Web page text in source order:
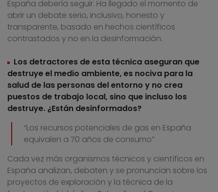
España debería seguir. Ha llegado el momento de
abrir un debate serio, inclusivo, honesto y
transparente, basado en hechos científicos
contrastados y no en la desinformación.
Los detractores de esta técnica aseguran que
destruye el medio ambiente, es nociva para la
salud de las personas del entorno y no crea
puestos de trabajo local, sino que incluso los
destruye. ¿Están desinformados?
“Los recursos potenciales de gas en España
equivalen a 70 años de consumo”
Cada vez más organismos técnicos y científicos en
España analizan, debaten y se pronuncian sobre los
proyectos de exploración y la técnica de la